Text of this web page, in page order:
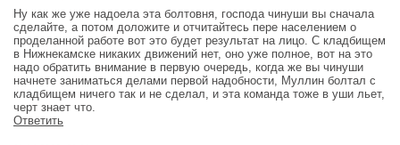
Ну как же уже надоела эта болтовня, господа чинуши вы сначала
сделайте, а потом доложите и отчитайтесь пере населением о
проделанной работе вот это будет результат на лицо. С кладбищем
в Нижнекамске никаких движений нет, оно уже полное, вот на это
надо обратить внимание в первую очередь, когда же вы чинуши
начнете заниматься делами первой надобности, Муллин болтал с
кладбищем ничего так и не сделал, и эта команда тоже в уши льет,
черт знает что.
Ответить